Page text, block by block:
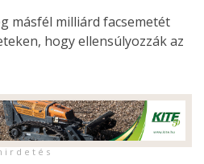
másfél milliárd facsemetét
hogy ellensúlyozzák az
i r d e t é s